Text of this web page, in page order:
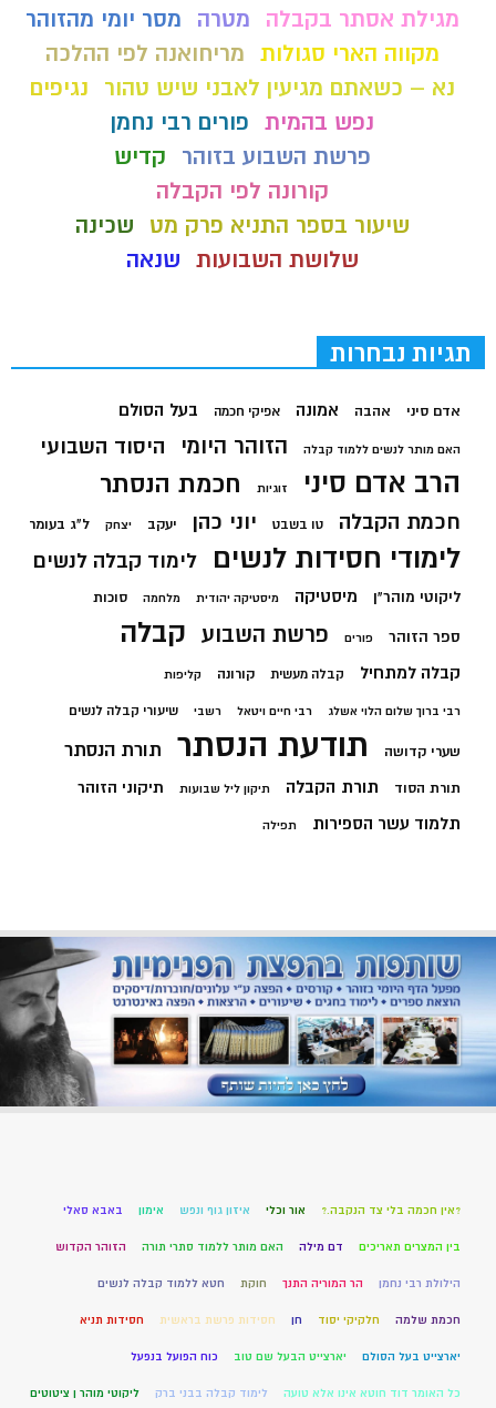
מגילת אסתר בקבלה
מטרה
מסר יומי מהזוהר
מקווה הארי סגולות מריחואנה לפי ההלכה
נא – כשאתם מגיעין לאבני שיש טהור
נגיפים
נפש בהמית פורים רבי נחמן
פרשת השבוע בזוהר
קדיש
קורונה לפי הקבלה
שיעור בספר התניא פרק מט
שכינה
שלושת השבועות שנאה
תגיות נבחרות
אדם סיני אהבה אמונה אפיקי חכמה בעל הסולם
האם מותר לנשים ללמוד קבלה הזוהר היומי היסוד השבועי
הרב אדם סיני זוגיות חכמת הנסתר
חכמת הקבלה טו בשבט יוני כהן יעקב יצחק ל"ג בעומר
לימודי חסידות לנשים לימוד קבלה לנשים
ליקוטי מוהר"ן מיסטיקה מיסטיקה יהודית מלחמה סוכות
ספר הזוהר פורים פרשת השבוע קבלה
קבלה למתחיל קבלה מעשית קורונה קליפות
רבי ברוך שלום הלוי אשלג רבי חיים ויטאל רשבי שיעורי קבלה לנשים
שערי קדושה תודעת הנסתר תורת הנסתר
תורת הסוד תורת הקבלה תיקון ליל שבועות תיקוני הזוהר
תלמוד עשר הספירות תפילה
?אין חכמה בלי צד הנקבה.? אור וכלי איזון גוף ונפש אימון באבא סאלי
בין המצרים תאריכים דם מילה האם מותר ללמוד סתרי תורה הזוהר הקדוש
הילולת רבי נחמן הר המוריה התנך חוקת חטא ללמוד קבלה לנשים
חכמת שלמה חלקיקי יסוד חן חסידות פרשת בראשית חסידות תניא
יארצייט בעל הסולם יארצייט הבעל שם טוב כוח הפועל בנפעל
כל האומר דוד חוטא אינו אלא טועה לימוד קבלה בבני ברק ליקוטי מוהר ן ציטוטים